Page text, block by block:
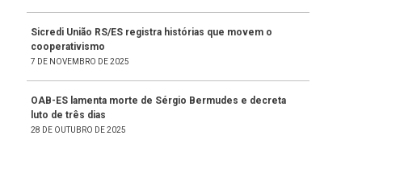
Sicredi União RS/ES registra histórias que movem o
cooperativismo
7 DE NOVEMBRO DE 2025
OAB-ES lamenta morte de Sérgio Bermudes e decreta
luto de três dias
28 DE OUTUBRO DE 2025